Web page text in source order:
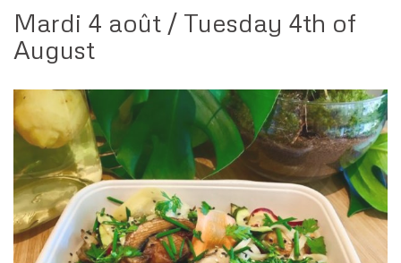
Mardi 4 août / Tuesday 4th of
August